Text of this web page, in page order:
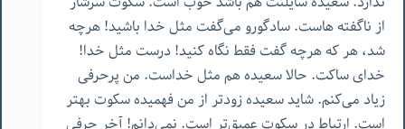
از ناگفته هاست. سادگورو می‌گفت مثل خدا باشید! هرچه
شد، هر که هرچه گفت فقط نگاه کنید! درست مثل خدا!
خدای ساکت. حالا سعیده هم مثل خداست. من پرحرفی
زیاد می‌کنم. شاید سعیده زودتر از من فهمیده سکوت بهتر
است. ارتباط در سکوت عمیق‌تر است. نمی‌دانم! آخر حرفی